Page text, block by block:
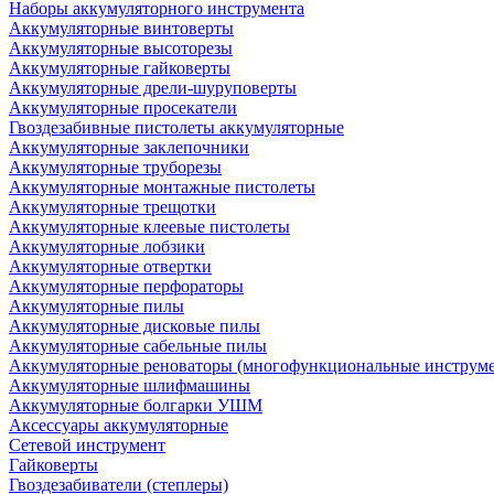
Наборы аккумуляторного инструмента
Аккумуляторные винтоверты
Аккумуляторные высоторезы
Аккумуляторные гайковерты
Аккумуляторные дрели-шуруповерты
Аккумуляторные просекатели
Гвоздезабивные пистолеты аккумуляторные
Аккумуляторные заклепочники
Аккумуляторные труборезы
Аккумуляторные монтажные пистолеты
Аккумуляторные трещотки
Аккумуляторные клеевые пистолеты
Аккумуляторные лобзики
Аккумуляторные отвертки
Аккумуляторные перфораторы
Аккумуляторные пилы
Аккумуляторные дисковые пилы
Аккумуляторные сабельные пилы
Аккумуляторные реноваторы (многофункциональные
Аккумуляторные шлифмашины
Аккумуляторные болгарки УШМ
Аксессуары аккумуляторные
Сетевой инструмент
Гайковерты
Гвоздезабиватели (степлеры)